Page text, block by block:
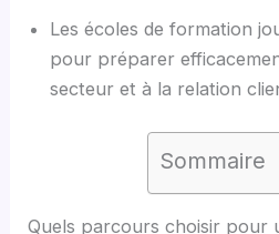
Les écoles de formation
pour préparer
secteur et à la relation
Sommaire
Quels parcours choisir pour